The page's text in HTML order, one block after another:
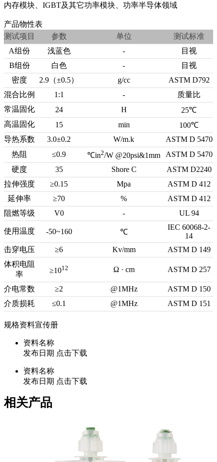
内存模块、IGBT及其它功率模块、功率半导体领域
产品物性表
测试项目
参数 单位
测试标准
A组份
浅蓝色 -
目视
B组份
白色 -
目视
密度
2.9（±0.5） g/cc
ASTM D792
混合比例
1:1 -
质量比
常温固化
24 H
25℃
高温固化
15 min
100℃
导热系数
3.0±0.2 W/m.k
ASTM D 5470
热阻
≤0.9 ℃in2/W @20psi&1mm
ASTM D 5470
硬度
35 Shore C
ASTM D2240
拉伸强度
≥0.15 Mpa
ASTM D 412
延伸率
≥70 %
ASTM D 412
阻燃等级
V0 - UL 94
使用温度 -50~160 ℃
IEC 60068-2-
14
击穿电压
≥6 Kv/mm
ASTM D 149
体积电阻
率
≥1012 Ω · cm ASTM D 257
介电常数 ≥2 @1MHz
ASTM D 150
介质损耗
≤0.1 @1MHz ASTM D 151
规格资料宣传册
资料名称
发布日期 点击下载
资料名称
发布日期 点击下载
相关产品